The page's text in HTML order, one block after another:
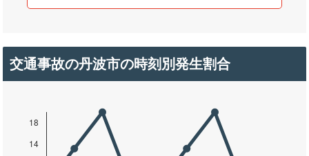
交通事故の丹波市の時刻別発生割合